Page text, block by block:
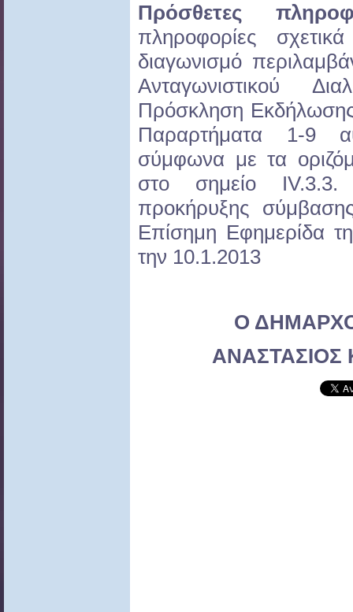
Πρόσθετες
πληροφορίες
διαγωνισμό
Ανταγωνιστικού
Πρόσκληση
Παραρτήματα 1-9
σύμφωνα με τα
στο σημείο
προκήρυξης
Επίσημη Εφημερίδα
την 10.1.2013
Ο